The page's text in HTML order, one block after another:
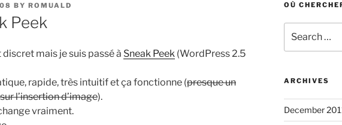
BY ROMUALD
Peek
discret mais je suis passé à Sneak Peek (WordPress 2.5
rapide, très intuitif et ça fonctionne (presque un
l’insertion d’image).
vraiment.
OÙ
for:
ARCHIVES
December